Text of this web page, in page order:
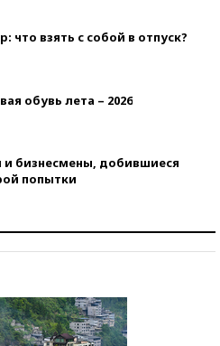
взять с собой в отпуск?
обувь лета – 2026
и бизнесмены, добившиеся
попытки